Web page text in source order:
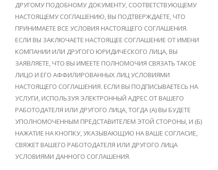
ДРУГОМУ ПОДОБНОМУ ДОКУМЕНТУ, СООТВЕТСТВУЮЩЕМУ
НАСТОЯЩЕМУ СОГЛАШЕНИЮ, ВЫ ПОДТВЕРЖДАЕТЕ, ЧТО
ПРИНИМАЕТЕ ВСЕ УСЛОВИЯ НАСТОЯЩЕГО СОГЛАШЕНИЯ.
ЕСЛИ ВЫ ЗАКЛЮЧАЕТЕ НАСТОЯЩЕЕ СОГЛАШЕНИЕ ОТ ИМЕНИ
КОМПАНИИ ИЛИ ДРУГОГО ЮРИДИЧЕСКОГО ЛИЦА, ВЫ
ЗАЯВЛЯЕТЕ, ЧТО ВЫ ИМЕЕТЕ ПОЛНОМОЧИЯ СВЯЗАТЬ ТАКОЕ
ЛИЦО И ЕГО АФФИЛИРОВАННЫХ ЛИЦ УСЛОВИЯМИ
НАСТОЯЩЕГО СОГЛАШЕНИЯ. ЕСЛИ ВЫ ПОДПИСЫВАЕТЕСЬ НА
УСЛУГИ, ИСПОЛЬЗУЯ ЭЛЕКТРОННЫЙ АДРЕС ОТ ВАШЕГО
РАБОТОДАТЕЛЯ ИЛИ ДРУГОГО ЛИЦА, ТОГДА (А) ВЫ БУДЕТЕ
УПОЛНОМОЧЕННЫМ ПРЕДСТАВИТЕЛЕМ ЭТОЙ СТОРОНЫ, И (Б)
НАЖАТИЕ НА КНОПКУ, УКАЗЫВАЮЩУЮ НА ВАШЕ СОГЛАСИЕ,
СВЯЖЕТ ВАШЕГО РАБОТОДАТЕЛЯ ИЛИ ДРУГОГО ЛИЦА
УСЛОВИЯМИ ДАННОГО СОГЛАШЕНИЯ.